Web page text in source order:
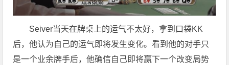
Seiver当天在牌桌上的运气不太好，拿到口袋KK
后，他认为自己的运气即将发生变化。看到他的对手只
是一个业余牌手后，他确信自己即将赢下一个改变局势